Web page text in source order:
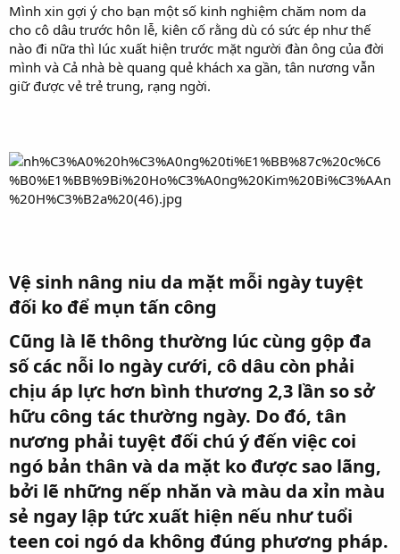
Mình xin gợi ý cho bạn một số kinh nghiệm chăm nom da
cho cô dâu trước hôn lễ, kiên cố rằng dù có sức ép như thế
nào đi nữa thì lúc xuất hiện trước mặt người đàn ông của đời
mình và Cả nhà bè quang quẻ khách xa gần, tân nương vẫn
giữ được vẻ trẻ trung, rạng ngời.
Vệ sinh nâng niu da mặt mỗi ngày tuyệt
đối ko để mụn tấn công
Cũng là lẽ thông thường lúc cùng gộp đa
số các nỗi lo ngày cưới, cô dâu còn phải
chịu áp lực hơn bình thương 2,3 lần so sở
hữu công tác thường ngày. Do đó, tân
nương phải tuyệt đối chú ý đến việc coi
ngó bản thân và da mặt ko được sao lãng,
bởi lẽ những nếp nhăn và màu da xỉn màu
sẻ ngay lập tức xuất hiện nếu như tuổi
teen coi ngó da không đúng phương pháp.​